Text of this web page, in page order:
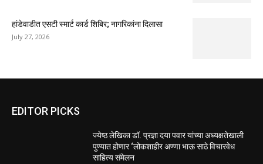
हांडेवाडीत एसटी स्मार्ट कार्ड शिबिर; नागरिकांना दिलासा
July 27, 2026
EDITOR PICKS
ज्येष्ठ लेखिका डॉ. प्रज्ञा दया पवार यांच्या अध्यक्षतेखाली
पुण्यात होणार ‘लोकशाहीर अण्णा भाऊ साठे विचारवेध
साहित्य संमेलन